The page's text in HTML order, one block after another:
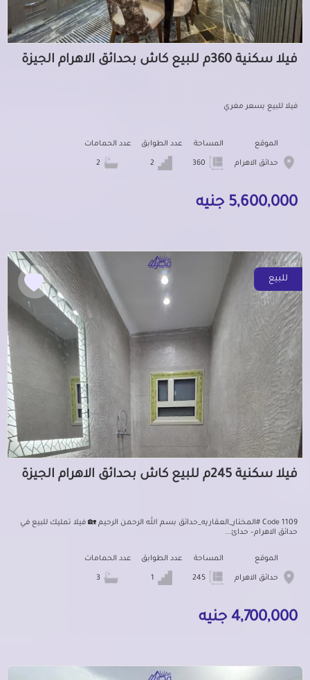
فيلا سكنية 360م للبيع كاش بحدائق الاهرام الجيزة
فيلا للبيع بسعر مغري
الموقع
حدائق الاهرام
المساحة عدد الطوابق عدد الحمامات
5,600,000 جنيه
للبيع
فيلا سكنية 245م للبيع كاش بحدائق الاهرام الجيزة
Code 1109 #المختار_العقاريه_حدائق بسم الله الرحمن الرحيم 🏡 فيلا تمليك للبيع في
حدائق الاهرام– حدائ...
الموقع
حدائق الاهرام
المساحة عدد الطوابق عدد الحمامات
4,700,000 جنيه